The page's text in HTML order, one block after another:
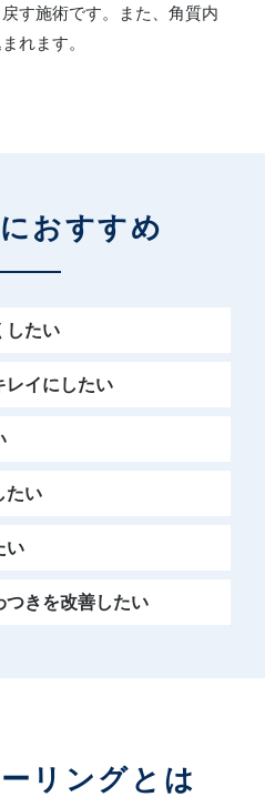
す施術です。また、角質内
れます。
おすすめ
したい
レイにしたい
たい
い
つきを改善したい
リング とは